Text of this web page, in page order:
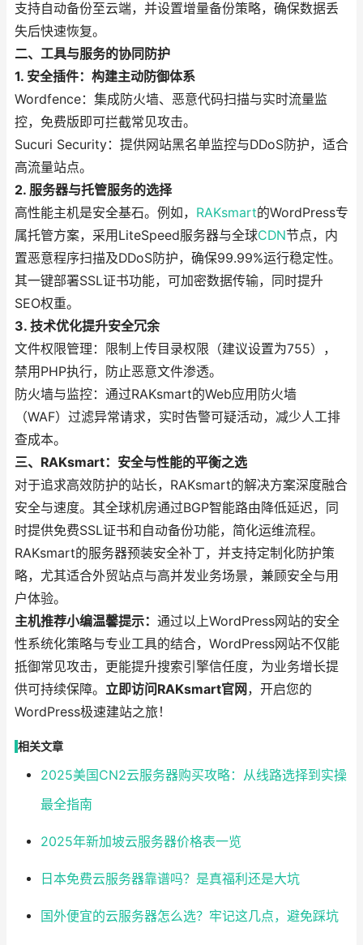
支持自动备份至云端，并设置增量备份策略，确保数据丢
失后快速恢复。
二、工具与服务的协同防护
1. 安全插件：构建主动防御体系
Wordfence：集成防火墙、恶意代码扫描与实时流量监
控，免费版即可拦截常见攻击。
Sucuri Security：提供网站黑名单监控与DDoS防护，适合
高流量站点。
2. 服务器与托管服务的选择
高性能主机是安全基石。例如， RAKsmart的WordPress专
属托管方案，采用LiteSpeed服务器与全球CDN节点，内
置恶意程序扫描及DDoS防护，确保99.99%运行稳定性。
其一键部署SSL证书功能，可加密数据传输，同时提升
SEO权重。
3. 技术优化提升安全冗余
文件权限管理：限制上传目录权限（建议设置为755），
禁用PHP执行，防止恶意文件渗透。
防火墙与监控：通过RAKsmart的Web应用防火墙
（WAF）过滤异常请求，实时告警可疑活动，减少人工排
查成本。
三、RAKsmart：安全与性能的平衡之选
对于追求高效防护的站长，RAKsmart的解决方案深度融合
安全与速度。其全球机房通过BGP智能路由降低延迟，同
时提供免费SSL证书和自动备份功能，简化运维流程。
RAKsmart的服务器预装安全补丁，并支持定制化防护策
略，尤其适合外贸站点与高并发业务场景，兼顾安全与用
户体验。
主机推荐小编温馨提示： 通过以上WordPress网站的安全
性系统化策略与专业工具的结合，WordPress网站不仅能
抵御常见攻击，更能提升搜索引擎信任度，为业务增长提
供可持续保障。 立即访问RAKsmart官网 ，开启您的
WordPress极速建站之旅！
相关文章
2025美国CN2云服务器购买攻略：从线路选择到实操
最全指南
2025年新加坡云服务器价格表一览
日本免费云服务器靠谱吗？是真福利还是大坑
国外便宜的云服务器怎么选？牢记这几点，避免踩坑